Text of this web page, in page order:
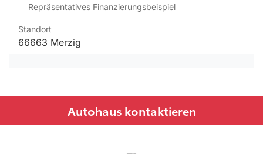
Repräsentatives Finanzierungsbeispiel
Standort
66663 Merzig
Autohaus kontaktieren